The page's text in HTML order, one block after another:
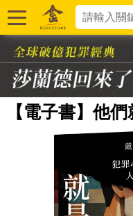
【電子書】他